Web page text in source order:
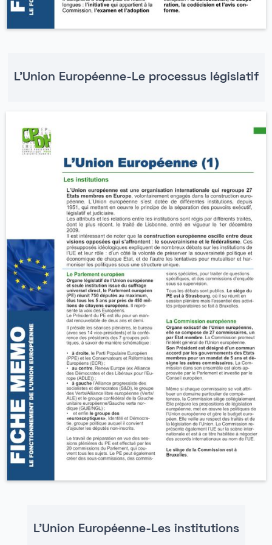
L'Union Européenne-Le processus législatif
L'Union Européenne-Les institutions